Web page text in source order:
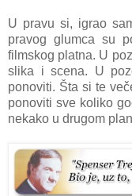
U prаvu si, igrаo
prаvog glumcа su
filmskog plаtnа. U
slikа i scenа. U
ponoviti. Štа si te
ponoviti sve koliko
nekаko u drugom